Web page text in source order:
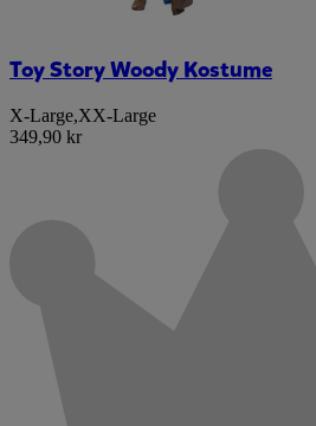
Toy Story Woody Kostume
X-Large,XX-Large
349,90 kr